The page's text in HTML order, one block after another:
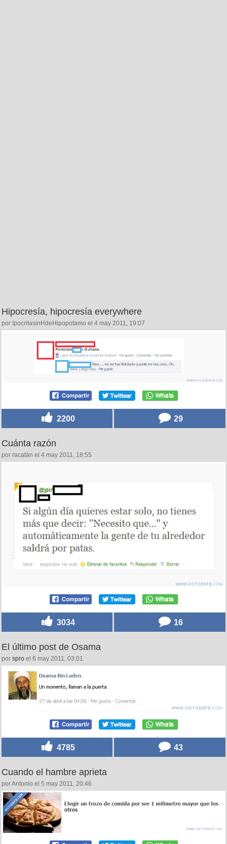
Hipocresía, hipocresía everywhere
por IpocritasinHdeHipopotamo el 4 may 2011, 19:07
2200 29
Cuánta razón
por racatán el 4 may 2011, 18:55
3034 16
El último post de Osama
por spro el 6 may 2011, 03:01
4785 43
Cuando el hambre aprieta
por Antonio el 5 may 2011, 20:46